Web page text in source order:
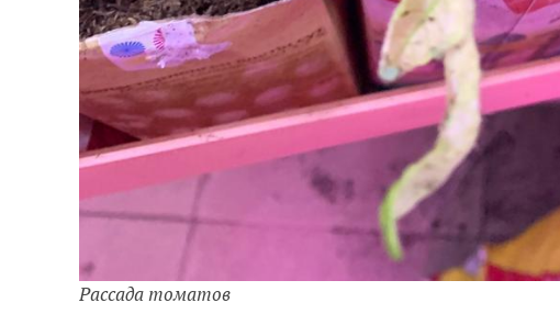
Рассада томатов